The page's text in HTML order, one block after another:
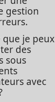
gestion
que je peux
des
sous
avec